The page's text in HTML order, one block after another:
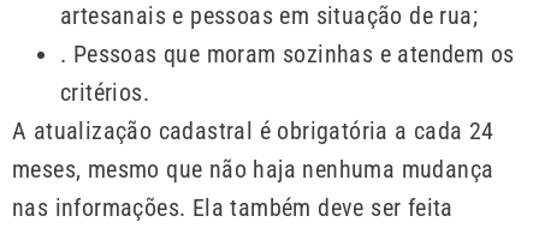
artesanais e pessoas em situação de rua;
. Pessoas que moram sozinhas e atendem os
critérios.
A atualização cadastral é obrigatória a cada 24
meses, mesmo que não haja nenhuma mudança
nas informações. Ela também deve ser feita